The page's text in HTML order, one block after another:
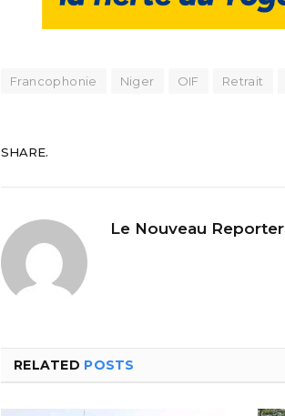
Francophonie Niger OIF Retrait
SHARE.
Le Nouveau Reporter
RELATED POSTS